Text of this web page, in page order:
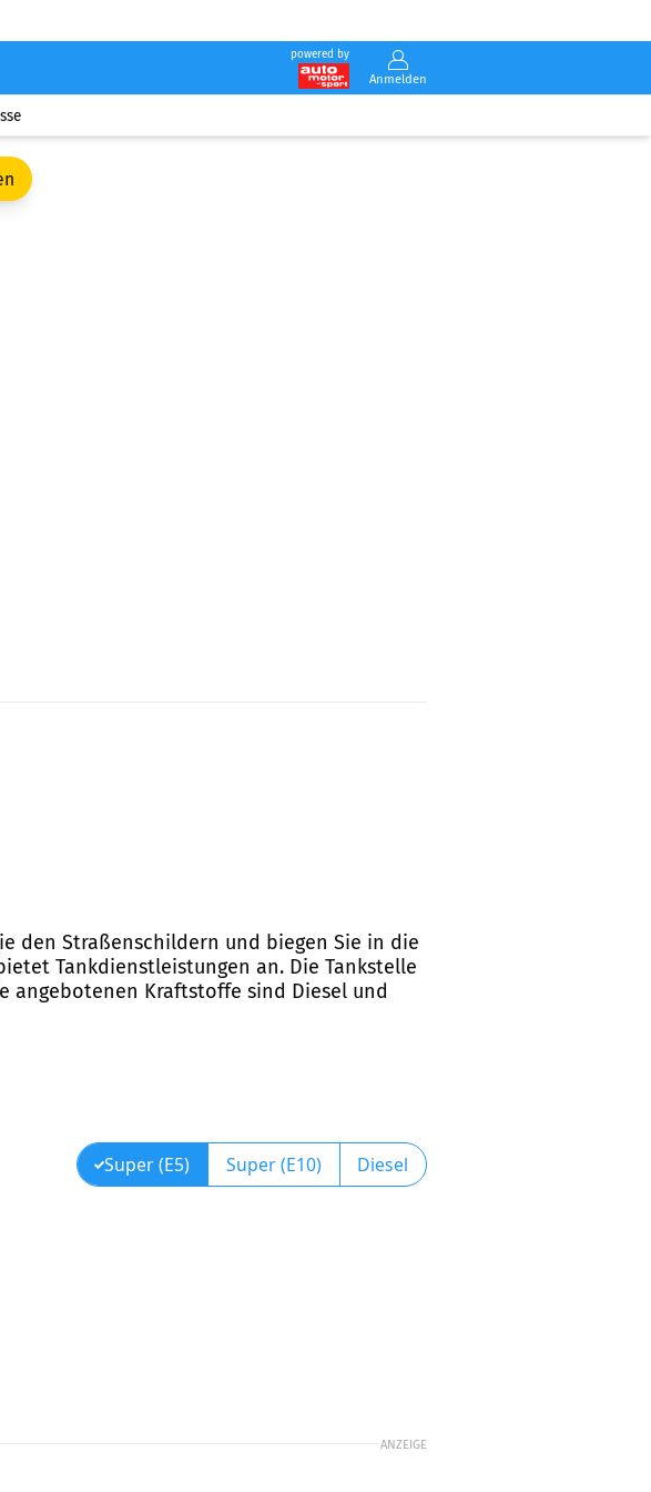
powered by
Anmelden
den Straßenschildern und biegen Sie in die
Tankdienstleistungen an. Die Tankstelle
angebotenen Kraftstoffe sind Diesel und
Super (E5) Super (E10) Diesel
ANZEIGE